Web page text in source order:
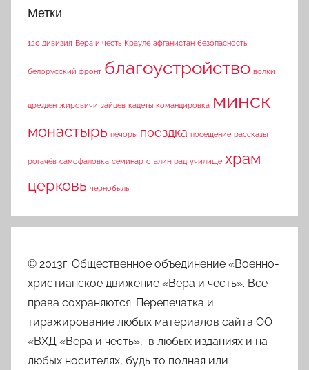
Метки
120 дивизия Вера и честь Крауле афганистан безопасность
белорусский фронт благоустройство волки
дрезден жировичи зайцев кадеты командировка минск
монастырь печоры поездка посещение рассказы
рогачёв самофаловка семинар сталинград училище храм
церковь чернобыль
© 2013г. Общественное объединение «Военно-
христианское движение «Вера и честь». Все
права сохраняются. Перепечатка и
тиражирование любых материалов сайта ОО
«ВХД «Вера и честь», в любых изданиях и на
любых носителях, будь то полная или